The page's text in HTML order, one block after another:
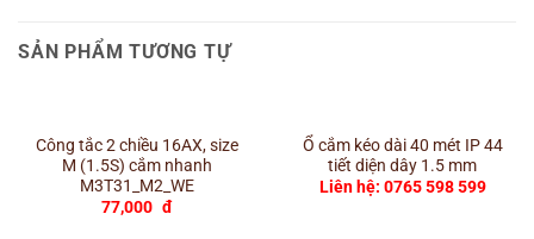
SẢN PHẨM TƯƠNG TỰ
Công tắc 2 chiều 16AX, size
M (1.5S) cắm nhanh
M3T31_M2_WE
77,000 đ
Ổ cắm kéo dài 40 mét IP 44
tiết diện dây 1.5 mm
Liên hệ: 0765 598 599